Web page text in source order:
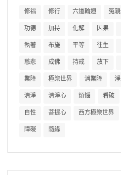
修福 修行 六道輪迴 冤
功德 加持 化解 因果
執著 布施 平等 往生
慈悲 成佛 持戒 放下
業障 極樂世界 消業障
清淨 清淨心 煩惱 看破
自性 菩提心 西方極樂世界
障礙 隨緣